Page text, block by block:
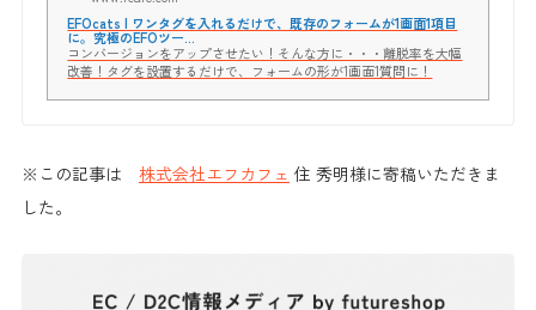
EFOcats | ワンタグを入れるだけで、既存のフォームが1画面1項目
に。究極のEFOツー...
コンバージョンをアップさせたい！そんな方に・・・離脱率を大幅
改善！タグを設置するだけで、フォームの形が1画面1質問に！
※この記事は 株式会社エフカフェ 住 秀明様に寄稿いただきま
した。